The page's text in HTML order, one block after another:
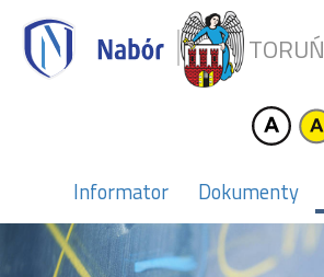
TORUŃ
Informator Dokumenty